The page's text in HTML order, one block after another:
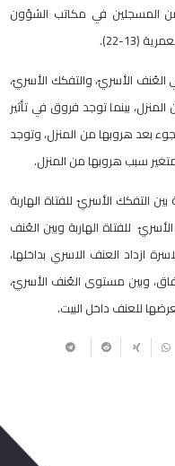
(58) فتاة هاربة من المسجلين في مكاتب الشؤون
العُنف الأسريّ، والتفكك الأسريّ،
بينما توجد فروق في تأثير
بعد هروبها من المنزل، وتوجد
سبب هروبها من المنزل.
التفكك الأسريّ للفتاة الهاربة
للفتاة الهاربة وبين العُنف
ازداد العنف الاسري بداخلها،
وبين مستوى العُنف الأسريّ،
للعنف داخل البيت.